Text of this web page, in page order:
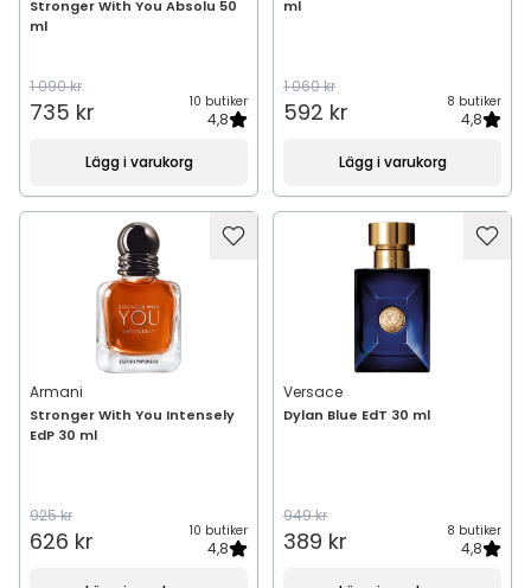
Stronger With You Absolu 50
ml
1 090 kr
735 kr 10 butiker
4,8
Lägg i varukorg
ml
1 060 kr
592 kr 8 butiker
4,8
Lägg i varukorg
Armani
Stronger With You Intensely
EdP 30 ml
925 kr
626 kr 10 butiker
4,8
Versace
Dylan Blue EdT 30 ml
949 kr
389 kr 8 butiker
4,8